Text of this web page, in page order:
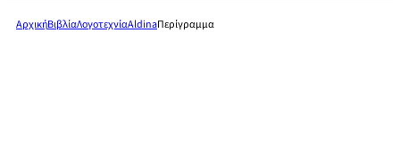
ΑρχικήΒιβλίαΛογοτεχνίαAldinaΠερίγραμμα